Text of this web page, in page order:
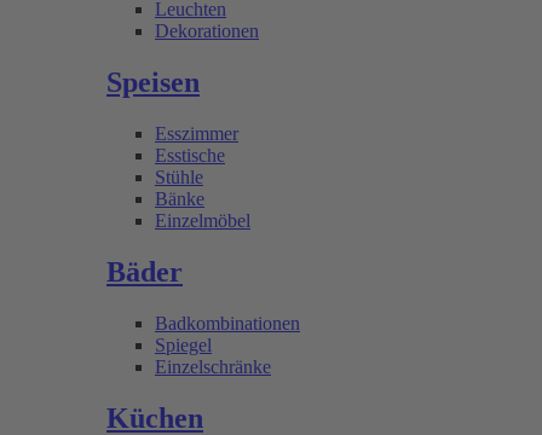
Leuchten
Dekorationen
Speisen
Esszimmer
Esstische
Stühle
Bänke
Einzelmöbel
Bäder
Badkombinationen
Spiegel
Einzelschränke
Küchen